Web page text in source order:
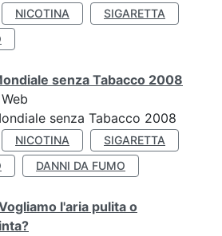
NICOTINA
SIGARETTA
senza Tabacco 2008
senza Tabacco 2008
NICOTINA
SIGARETTA
DANNI DA FUMO
l'aria pulita o